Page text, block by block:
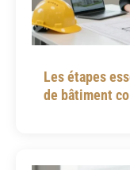
Les étapes
de bâtiment